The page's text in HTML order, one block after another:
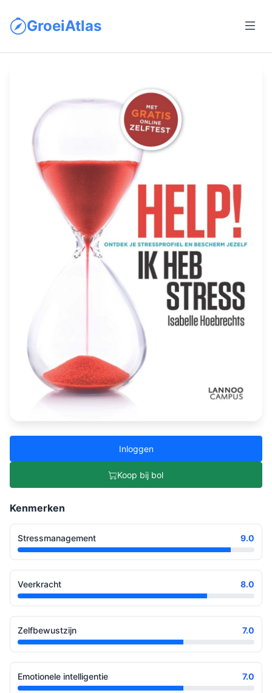
GroeiAtlas
Inloggen
Koop bij bol
Kenmerken
Stressmanagement 9.0
Veerkracht 8.0
Zelfbewustzijn 7.0
Emotionele intelligentie 7.0